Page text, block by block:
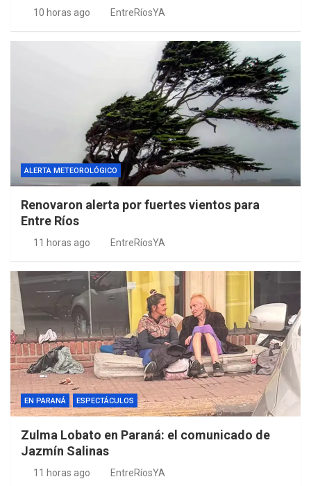
10 horas ago EntreRíosYA
ALERTA METEOROLÓGICO
Renovaron alerta por fuertes vientos para
Entre Ríos
11 horas ago EntreRíosYA
EN PARANÁ ESPECTÁCULOS
Zulma Lobato en Paraná: el comunicado de
Jazmín Salinas
11 horas ago EntreRíosYA